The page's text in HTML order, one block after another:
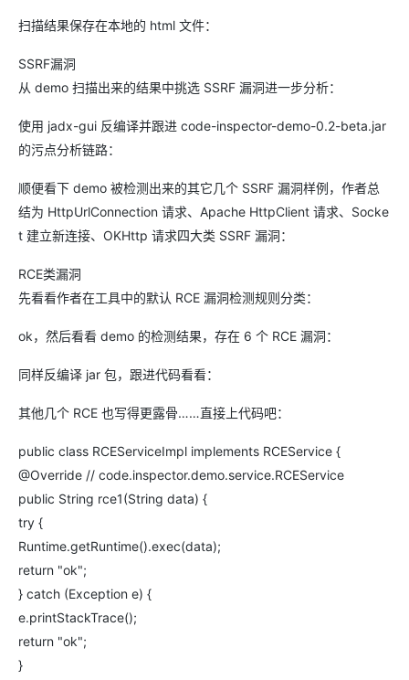
扫描结果保存在本地的 html 文件：
SSRF漏洞
从 demo 扫描出来的结果中挑选 SSRF 漏洞进一步分析：
使用 jadx-gui 反编译并跟进 code-inspector-demo-0.2-beta.jar
的污点分析链路：
顺便看下 demo 被检测出来的其它几个 SSRF 漏洞样例，作者总
结为 HttpUrlConnection 请求、Apache HttpClient 请求、Socke
t 建立新连接、OKHttp 请求四大类 SSRF 漏洞：
RCE类漏洞
先看看作者在工具中的默认 RCE 漏洞检测规则分类：
ok，然后看看 demo 的检测结果，存在 6 个 RCE 漏洞：
同样反编译 jar 包，跟进代码看看：
其他几个 RCE 也写得更露骨……直接上代码吧：
public class RCEServiceImpl implements RCEService {
@Override // code.inspector.demo.service.RCEService
public String rce1(String data) {
try {
Runtime.getRuntime().exec(data);
return "ok";
} catch (Exception e) {
e.printStackTrace();
return "ok";
}